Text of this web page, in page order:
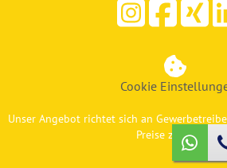
Cookie
Unser Angebot richtet sich an
Preise zzgl. MwSt.